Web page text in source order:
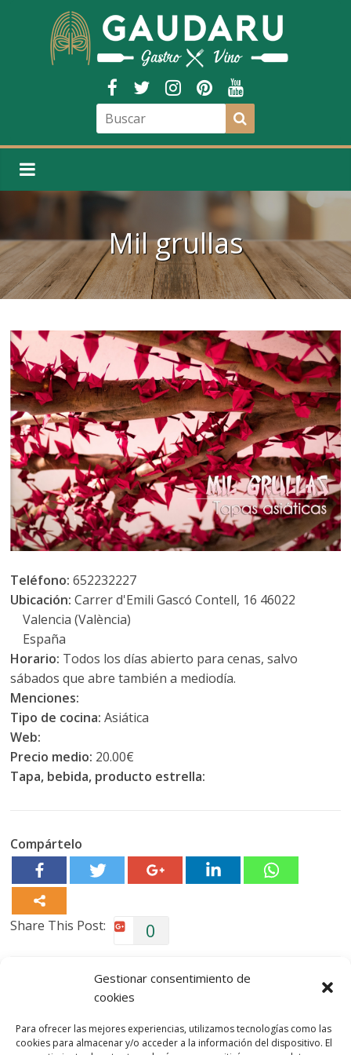
Gestionar consentimiento de
cookies
Para ofrecer las mejores experiencias, utilizamos tecnologías como las
cookies para almacenar y/o acceder a la información del dispositivo. El
Mil grullas
Teléfono:652232227
Ubicación:Carrer d'Emili Gascó Contell, 16 46022
Valencia (València)
España
Horario: Todos los días abierto para cenas, salvo
sábados que abre también a mediodía.
Menciones:
Tipo de cocina:Asiática
Web:
Precio medio: 20.00€
Tapa, bebida, producto estrella:
Compártelo
Share This Post: 0
Deja una respuesta
comentario.